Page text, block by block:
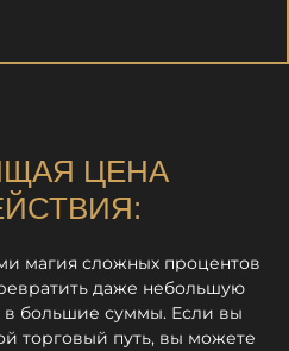
ЦЕНА
магия сложных процентов
даже небольшую
большие суммы. Если вы
торговый путь, вы можете